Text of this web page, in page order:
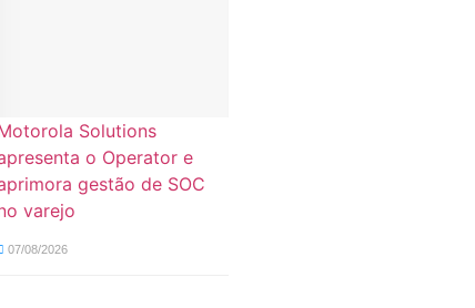
Solutions
o Operator e
gestão de SOC
varejo
07/08/2026